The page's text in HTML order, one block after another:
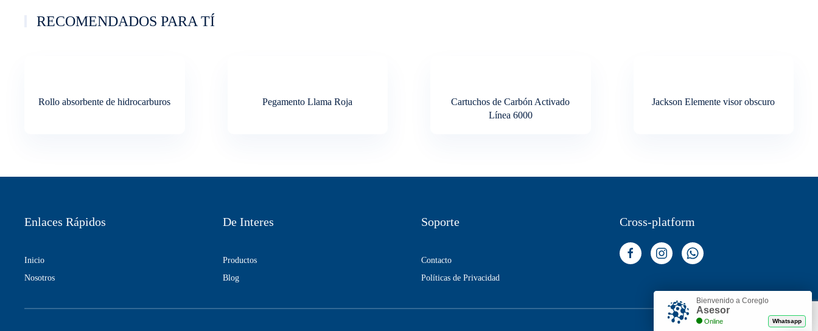
RECOMENDADOS PARA TÍ
Rollo absorbente de hidrocarburos Pegamento Llama Roja
Cartuchos de Carbón Activado
Línea 6000
Jackson Elemente visor obscuro
Enlaces Rápidos
Inicio
Nosotros
De Interes
Productos
Blog
Soporte
Contacto
Políticas de Privacidad
Cross-platform
Bienvenido a Coreglo
Asesor
Online Whatsapp